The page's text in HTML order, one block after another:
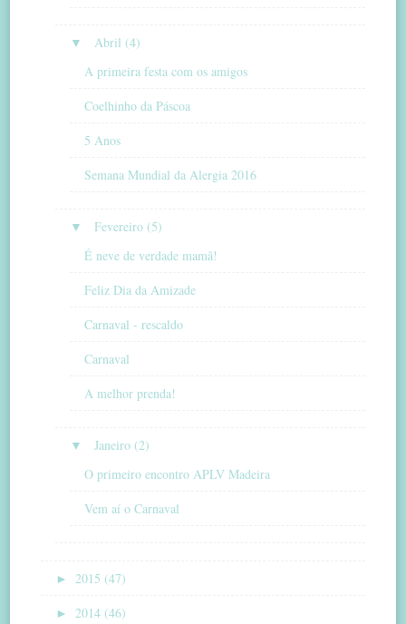
▼
Abril (4)
A primeira festa com os amigos
Coelhinho da Páscoa
5 Anos
Semana Mundial da Alergia 2016
▼
Fevereiro (5)
É neve de verdade mamã!
Feliz Dia da Amizade
Carnaval - rescaldo
Carnaval
A melhor prenda!
▼
Janeiro (2)
O primeiro encontro APLV Madeira
Vem aí o Carnaval
► 2015 (47)
► 2014 (46)